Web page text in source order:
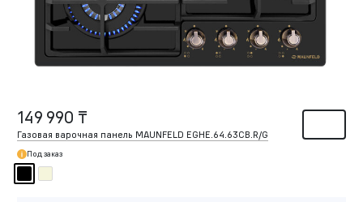
149 990 ₸
Газовая варочная панель MAUNFELD EGHE.64.63CB.R/G
Под заказ